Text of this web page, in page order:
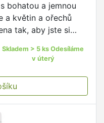
bohatou a jemnou
a květin a ořechů
tak, aby jste si
Skladem > 5 ks Odesíláme
v úterý